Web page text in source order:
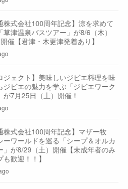
株式会社100周年記念】涼を求めて
草津温泉バスツアー」が8/6（木）
催【君津・木更津発着あり】
ジェクト】美味しいジビエ料理を味
ジビエの魅力を学ぶ「ジビエワーク
が7月25日（土）開催！
株式会社100周年記念】マザー牧
ーワールドを巡る「シープ＆オルカ
」が8/29（土）開催【未成年者のみ
歓迎！！】